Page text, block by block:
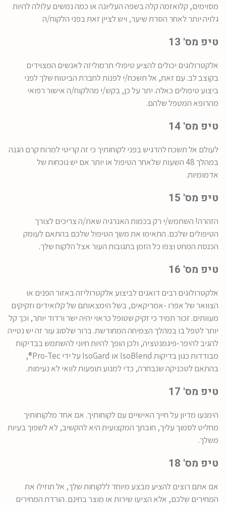
מסוימים, קלואזמה קלה בשפה העליונה או כמה נמשים עלולה להיות
גלויה יותר לאחר הסרת שיער, ויש לציין זאת בפני הלקוח/ה
טיפ מס' 13
אלקטרולוגים יכולים להציע טיפולי תרמוליזה לאנשים המצוידים
בקוצב לב. עם זאת, אל תשכח/י לפנות לחברת הביטוח שלך לפני
ביצוע טיפולים כאלה. יתר על כן, בקש/י מהלקוח/ה אישור רפואי
מהרופא המטפל שלהם.
טיפ מס' 14
לעולם אל תשכח להדגיש בפני לקוחותיך כי זה קריטי למרוח קרם הגנה
במהלך 48 השעות שלאחר הטיפול או יותר אם יש נוכחות של
אדמומיות.
טיפ מס' 15
הזהרה! השתמש/י רק בכמות האנרגיה שאת/ה צריכים לצורך
הטיפולים שלכם. התאימו את משך הטיפול שלכם בהתאם לעומק
הכנסת המחט וצפו כל הזמן בתגובות העור אצל הלקוח שלך.
טיפ מס' 16
אלקטרולוגים רבים דואגים לביצוע אלקטרוליזה באזור הפנים או
הצוואר של אפרו -אמריקאים, בשל הימצאותם של קלואידים וזקיקים
מעוותים. זכור תמיד כי זקיק שטופל כראוי יהיה ישר ורדוד יותר, וכך קל
יותר לטפל בו במהלך הצמיחה המחודשת. ברור שלסוג עור זה יש נטייה
להגיב להיפר-פיגמנטציה, ולכן הופך להיות חיוני להשתמש בבדיקות
מבודדות כגון בדיקות IsoBlend או IsoGard על ידי Pro-Tec®,
בהתאם לטכניקה שנבחרה, כדי למנוע תופעות לוואי לא נעימות.
טיפ מס' 17
הימנעו מדיון על חייך האישיים עם לקוחותיך. אם אחד מלקוחותיך
מחליט לסמוך עליך, חובתך המקצועית היא להקשיב, לא לשפוך בעיות
משלך.
טיפ מס' 18
אם אתם רוצים להציע מבצע מיוחד ללקוחות שלך, אל תוזילו את
המחירים שלכם, אלא הציעו שירות או מוצר בחינם. הורדת המחירים